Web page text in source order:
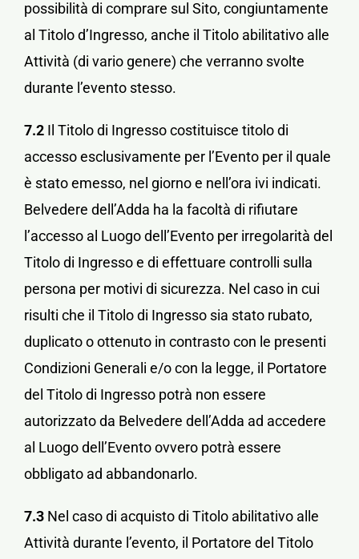
possibilità di comprare sul Sito, congiuntamente
al Titolo d’Ingresso, anche il Titolo abilitativo alle
Attività (di vario genere) che verranno svolte
durante l’evento stesso.
7.2 Il Titolo di Ingresso costituisce titolo di
accesso esclusivamente per l’Evento per il quale
è stato emesso, nel giorno e nell’ora ivi indicati.
Belvedere dell’Adda ha la facoltà di rifiutare
l’accesso al Luogo dell’Evento per irregolarità del
Titolo di Ingresso e di effettuare controlli sulla
persona per motivi di sicurezza. Nel caso in cui
risulti che il Titolo di Ingresso sia stato rubato,
duplicato o ottenuto in contrasto con le presenti
Condizioni Generali e/o con la legge, il Portatore
del Titolo di Ingresso potrà non essere
autorizzato da Belvedere dell’Adda ad accedere
al Luogo dell’Evento ovvero potrà essere
obbligato ad abbandonarlo.
7.3 Nel caso di acquisto di Titolo abilitativo alle
Attività durante l’evento, il Portatore del Titolo